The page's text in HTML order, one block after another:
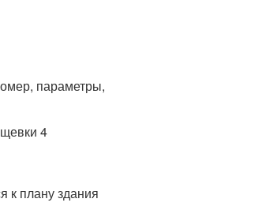
параметры,
к плану здания